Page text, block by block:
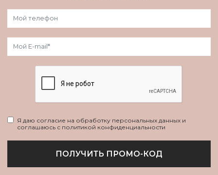
Я даю согласие на обработку персональных данных и
соглашаюсь с политикой конфиденциальности
ПОЛУЧИТЬ ПРОМО-КОД